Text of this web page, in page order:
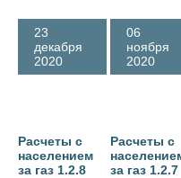
пособие в
размере
среднего
заработка.
обеспечения
бизнеса)
Расчеты с
населением
за газ 1.2.8
23
декабря
2020
Расчеты с
за газ 1.2.7
06
ноября
2020